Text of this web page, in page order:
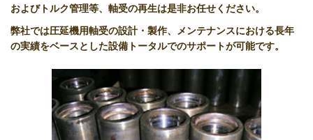
およびトルク管理等、軸受の再生は是非お任せください。
弊社では圧延機用軸受の設計・製作、メンテナンスにおける長年
の実績をベースとした設備トータルでのサポートが可能です。